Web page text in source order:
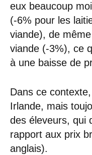
eux beaucoup
(-6% pour les
viande), de
viande (-3%), ce
à une baisse de
Dans ce
Irlande, mais
des éleveurs, qui
rapport aux prix
anglais).